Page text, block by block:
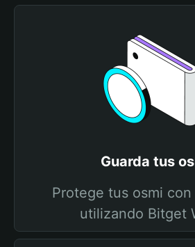
Guarda tus
Protege tus osmi
utilizando Bitget